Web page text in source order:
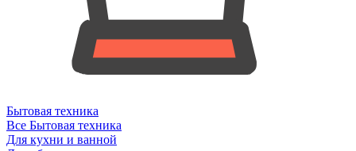
Бытовая техника
Все Бытовая техника
Для кухни и ванной